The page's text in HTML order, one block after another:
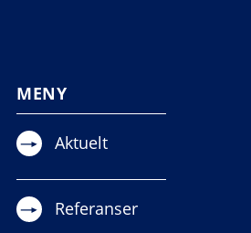
MENY
Aktuelt
Referanser